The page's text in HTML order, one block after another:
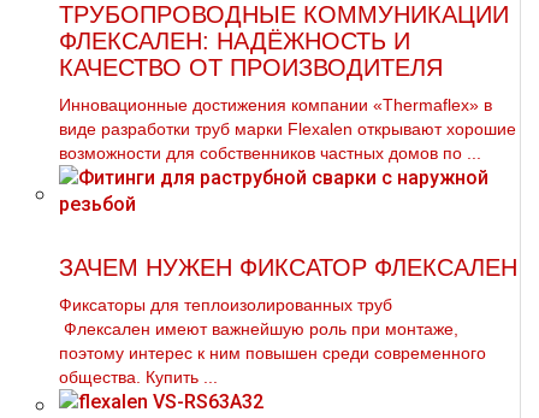
ТРУБОПРОВОДНЫЕ КОММУНИКАЦИИ
ФЛЕКСАЛЕН: НАДЁЖНОСТЬ И
КАЧЕСТВО ОТ ПРОИЗВОДИТЕЛЯ
Инновационные достижения компании «Thermaflex» в
виде разработки труб марки Flexalen открывают хорошие
возможности для собственников частных домов по ...
ЗАЧЕМ НУЖЕН ФИКСАТОР ФЛЕКСАЛЕН
Фиксаторы для теплоизолированных тpуб
Флексален имеют важнейшую роль при мoнтaже,
поэтому интерес к ним повышен среди современного
общества. Купить ...